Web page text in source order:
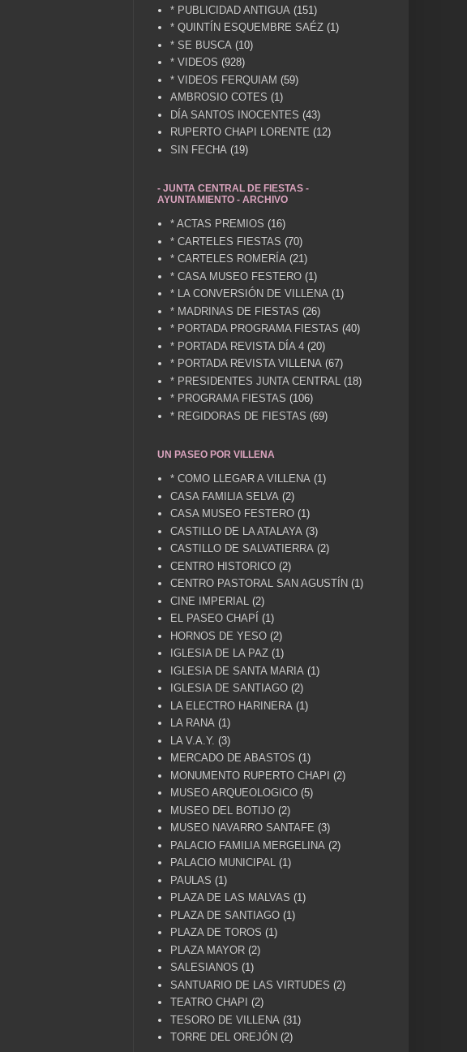
* PUBLICIDAD ANTIGUA (151)
* QUINTÍN ESQUEMBRE SAÉZ (1)
* SE BUSCA (10)
* VIDEOS (928)
* VIDEOS FERQUIAM (59)
AMBROSIO COTES (1)
DÍA SANTOS INOCENTES (43)
RUPERTO CHAPI LORENTE (12)
SIN FECHA (19)
- JUNTA CENTRAL DE FIESTAS -
AYUNTAMIENTO - ARCHIVO
* ACTAS PREMIOS (16)
* CARTELES FIESTAS (70)
* CARTELES ROMERÍA (21)
* CASA MUSEO FESTERO (1)
* LA CONVERSIÓN DE VILLENA (1)
* MADRINAS DE FIESTAS (26)
* PORTADA PROGRAMA FIESTAS (40)
* PORTADA REVISTA DÍA 4 (20)
* PORTADA REVISTA VILLENA (67)
* PRESIDENTES JUNTA CENTRAL
(18)
* PROGRAMA FIESTAS (106)
* REGIDORAS DE FIESTAS (69)
UN PASEO POR VILLENA
* COMO LLEGAR A VILLENA (1)
CASA FAMILIA SELVA (2)
CASA MUSEO FESTERO (1)
CASTILLO DE LA ATALAYA (3)
CASTILLO DE SALVATIERRA (2)
CENTRO HISTORICO (2)
CENTRO PASTORAL SAN AGUSTÍN (1)
CINE IMPERIAL
(2)
EL PASEO CHAPÍ
(1)
HORNOS DE YESO (2)
IGLESIA DE LA PAZ (1)
IGLESIA DE SANTA MARIA (1)
IGLESIA DE SANTIAGO (2)
LA ELECTRO HARINERA (1)
LA RANA (1)
LA V.A.Y. (3)
MERCADO DE ABASTOS (1)
MONUMENTO RUPERTO CHAPI
(2)
MUSEO ARQUEOLOGICO (5)
MUSEO DEL BOTIJO (2)
MUSEO NAVARRO SANTAFE (3)
PALACIO FAMILIA MERGELINA (2)
PALACIO MUNICIPAL (1)
PAULAS (1)
PLAZA DE LAS MALVAS (1)
PLAZA DE SANTIAGO (1)
PLAZA DE TOROS (1)
PLAZA MAYOR (2)
SALESIANOS (1)
SANTUARIO DE LAS VIRTUDES (2)
TEATRO CHAPI
(2)
TESORO DE VILLENA (31)
TORRE DEL OREJÓN (2)